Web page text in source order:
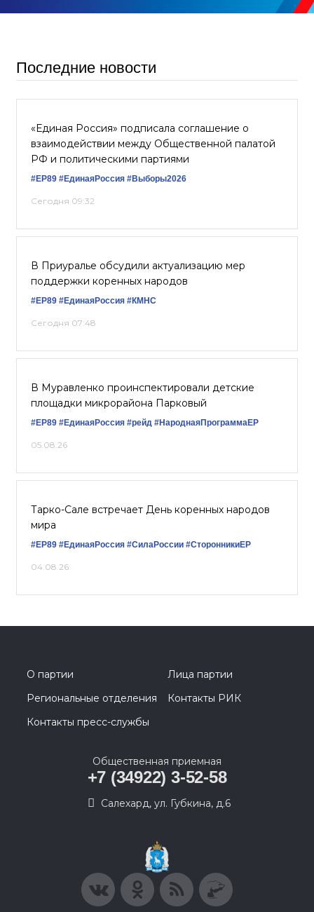
Последние новости
«Единая Россия» подписала соглашение о
взаимодействии между Общественной палатой
РФ и политическими партиями
#ЕР89 #ЕдинаяРоссия #Выборы2026
Сегодня 09:32
В Приуралье обсудили актуализацию мер
поддержки коренных народов
#ЕР89 #ЕдинаяРоссия #КМНС
Сегодня 07:48
В Муравленко проинспектировали детские
площадки микрорайона Парковый
#ЕР89 #ЕдинаяРоссия #рейд #НароднаяПрограммаЕР
05.08.26
Тарко-Сале встречает День коренных народов
мира
#ЕР89 #ЕдинаяРоссия #СилаРоссии #СторонникиЕР
04.08.26
О партии
Лица партии
Региональные отделения
Контакты РИК
Контакты пресс-службы
Общественная приемная
+7 (34922) 3-52-58
Салехард, ул. Губкина, д.6